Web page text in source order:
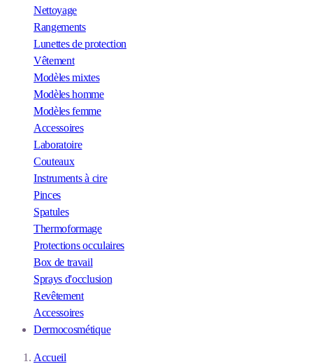
Nettoyage
Rangements
Lunettes de protection
Vêtement
Modèles mixtes
Modèles homme
Modèles femme
Accessoires
Laboratoire
Couteaux
Instruments à cire
Pinces
Spatules
Thermoformage
Protections occulaires
Box de travail
Sprays d'occlusion
Revêtement
Accessoires
Dermocosmétique
Accueil